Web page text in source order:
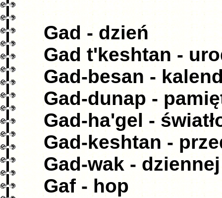
Gad - dzień
Gad t'keshtan -
Gad-besan -
Gad-dunap -
Gad-ha'gel -
Gad-keshtan -
Gad-wak - dziennej
Gaf - hop